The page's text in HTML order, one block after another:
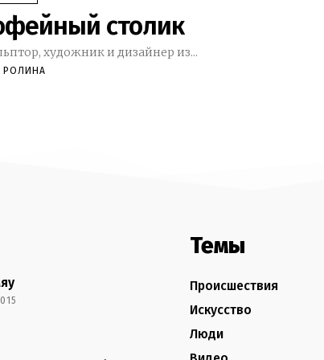
столик
художник и дизайнер из...
РОЛИНА
Темы
Происшествия
Искусство
Люди